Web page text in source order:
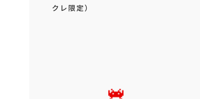
クレ限定）